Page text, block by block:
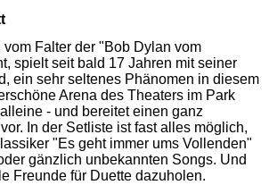
vom Falter der "Bob Dylan vom
spielt seit bald 17 Jahren mit seiner
ein sehr seltenes Phänomen in diesem
Arena des Theaters im Park
- und bereitet einen ganz
In der Setliste ist fast alles möglich,
"Es geht immer ums Vollenden"
gänzlich unbekannten Songs. Und
Freunde für Duette dazuholen.